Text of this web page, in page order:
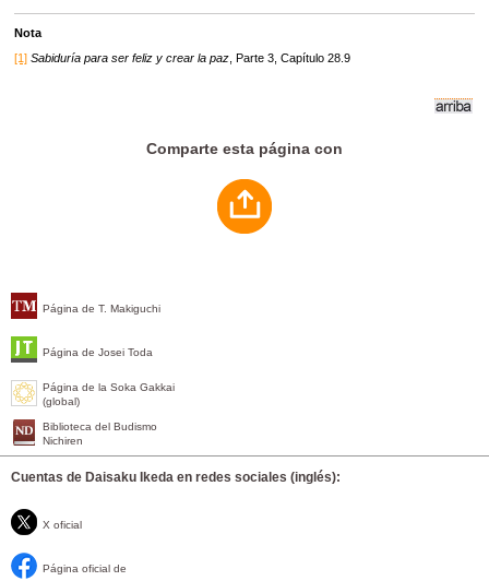
Página de T. Makiguchi
Página de Josei Toda
Página de la Soka Gakkai
(global)
Biblioteca del Budismo
Nichiren
Cuentas de Daisaku Ikeda en redes sociales (inglés):
X oficial
Página oficial de
Nota
[1] Sabiduría para ser feliz y crear la paz, Parte 3, Capítulo 28.9
Comparte esta página con